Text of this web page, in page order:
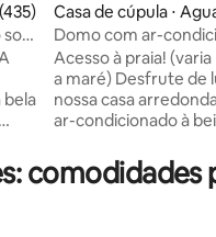
uma avaliação média de 5,
sol
bela
Casa de cúpula ⋅
Domo com ar-
Tartarugas
Acesso à praia!
a maré) Desfrute de
nossa casa
ar-condicionado à
une à consciência
regenerativas, como